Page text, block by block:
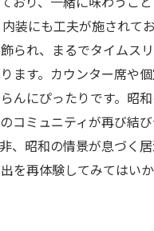
装にも工夫が施されて
られ、まるでタイムス
ます。カウンター席や
んにぴったりです。昭
コミュニティが再び結
、昭和の情景が息づく
を再体験してみてはいか